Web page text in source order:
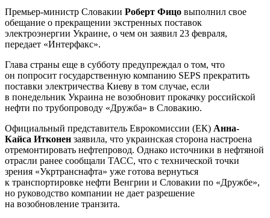
Премьер-министр Словакии Роберт Фицо выполнил свое
обещание о прекращении экстренных поставок
электроэнергии Украине, о чем он заявил 23 февраля,
передает «Интерфакс».
Глава страны еще в субботу предупреждал о том, что
он попросит государственную компанию SEPS прекратить
поставки электричества Киеву в том случае, если
в понедельник Украина не возобновит прокачку российской
нефти по трубопроводу «Дружба» в Словакию.
Официальный представитель Еврокомиссии (ЕК) Анна-
Кайса Итконен заявила, что украинская сторона настроена
отремонтировать нефтепровод. Однако источники в нефтяной
отрасли ранее сообщали ТАСС, что с технической точки
зрения «Укртранснафта» уже готова вернуться
к транспортировке нефти Венгрии и Словакии по «Дружбе»,
но руководство компании не дает разрешение
на возобновление транзита.